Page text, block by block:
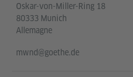
Oskar-von-Miller-Ring 18
80333 Munich
Allemagne
mwnd@goethe.de